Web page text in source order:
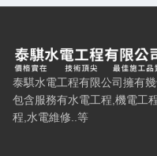
泰騏水電工程有限公司 —
泰騏水電工程有限公司擁有
包含服務有水電工程,機電工
程,水電維修..等